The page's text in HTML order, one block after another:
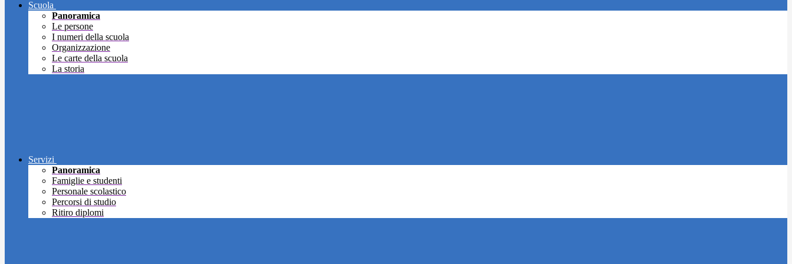
Scuola
Panoramica
Le persone
I numeri della scuola
Organizzazione
Le carte della scuola
La storia
Servizi
Panoramica
Famiglie e studenti
Personale scolastico
Percorsi di studio
Ritiro diplomi